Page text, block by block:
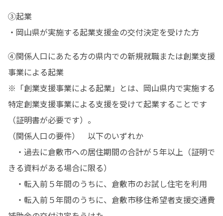
③起業
・岡山県が実施する起業支援金の交付決定を受けた方
④関係人口にあたる方の県内での新規就職または創業支援
事業による起業
※「創業支援事業による起業」とは、岡山県内で実施する
特定創業支援事業による支援を受けて起業することです
（証明書が必要です）。
（関係人口の要件）　以下のいずれか
・過去に倉敷市への居住期間の合計が５年以上（証明で
きる資料がある場合に限る）
・転入前５年間のうちに、倉敷市のお試し住宅を利用
・転入前５年間のうちに、倉敷市移住希望者支援交通費